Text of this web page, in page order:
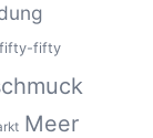
fifty-fifty
Meer